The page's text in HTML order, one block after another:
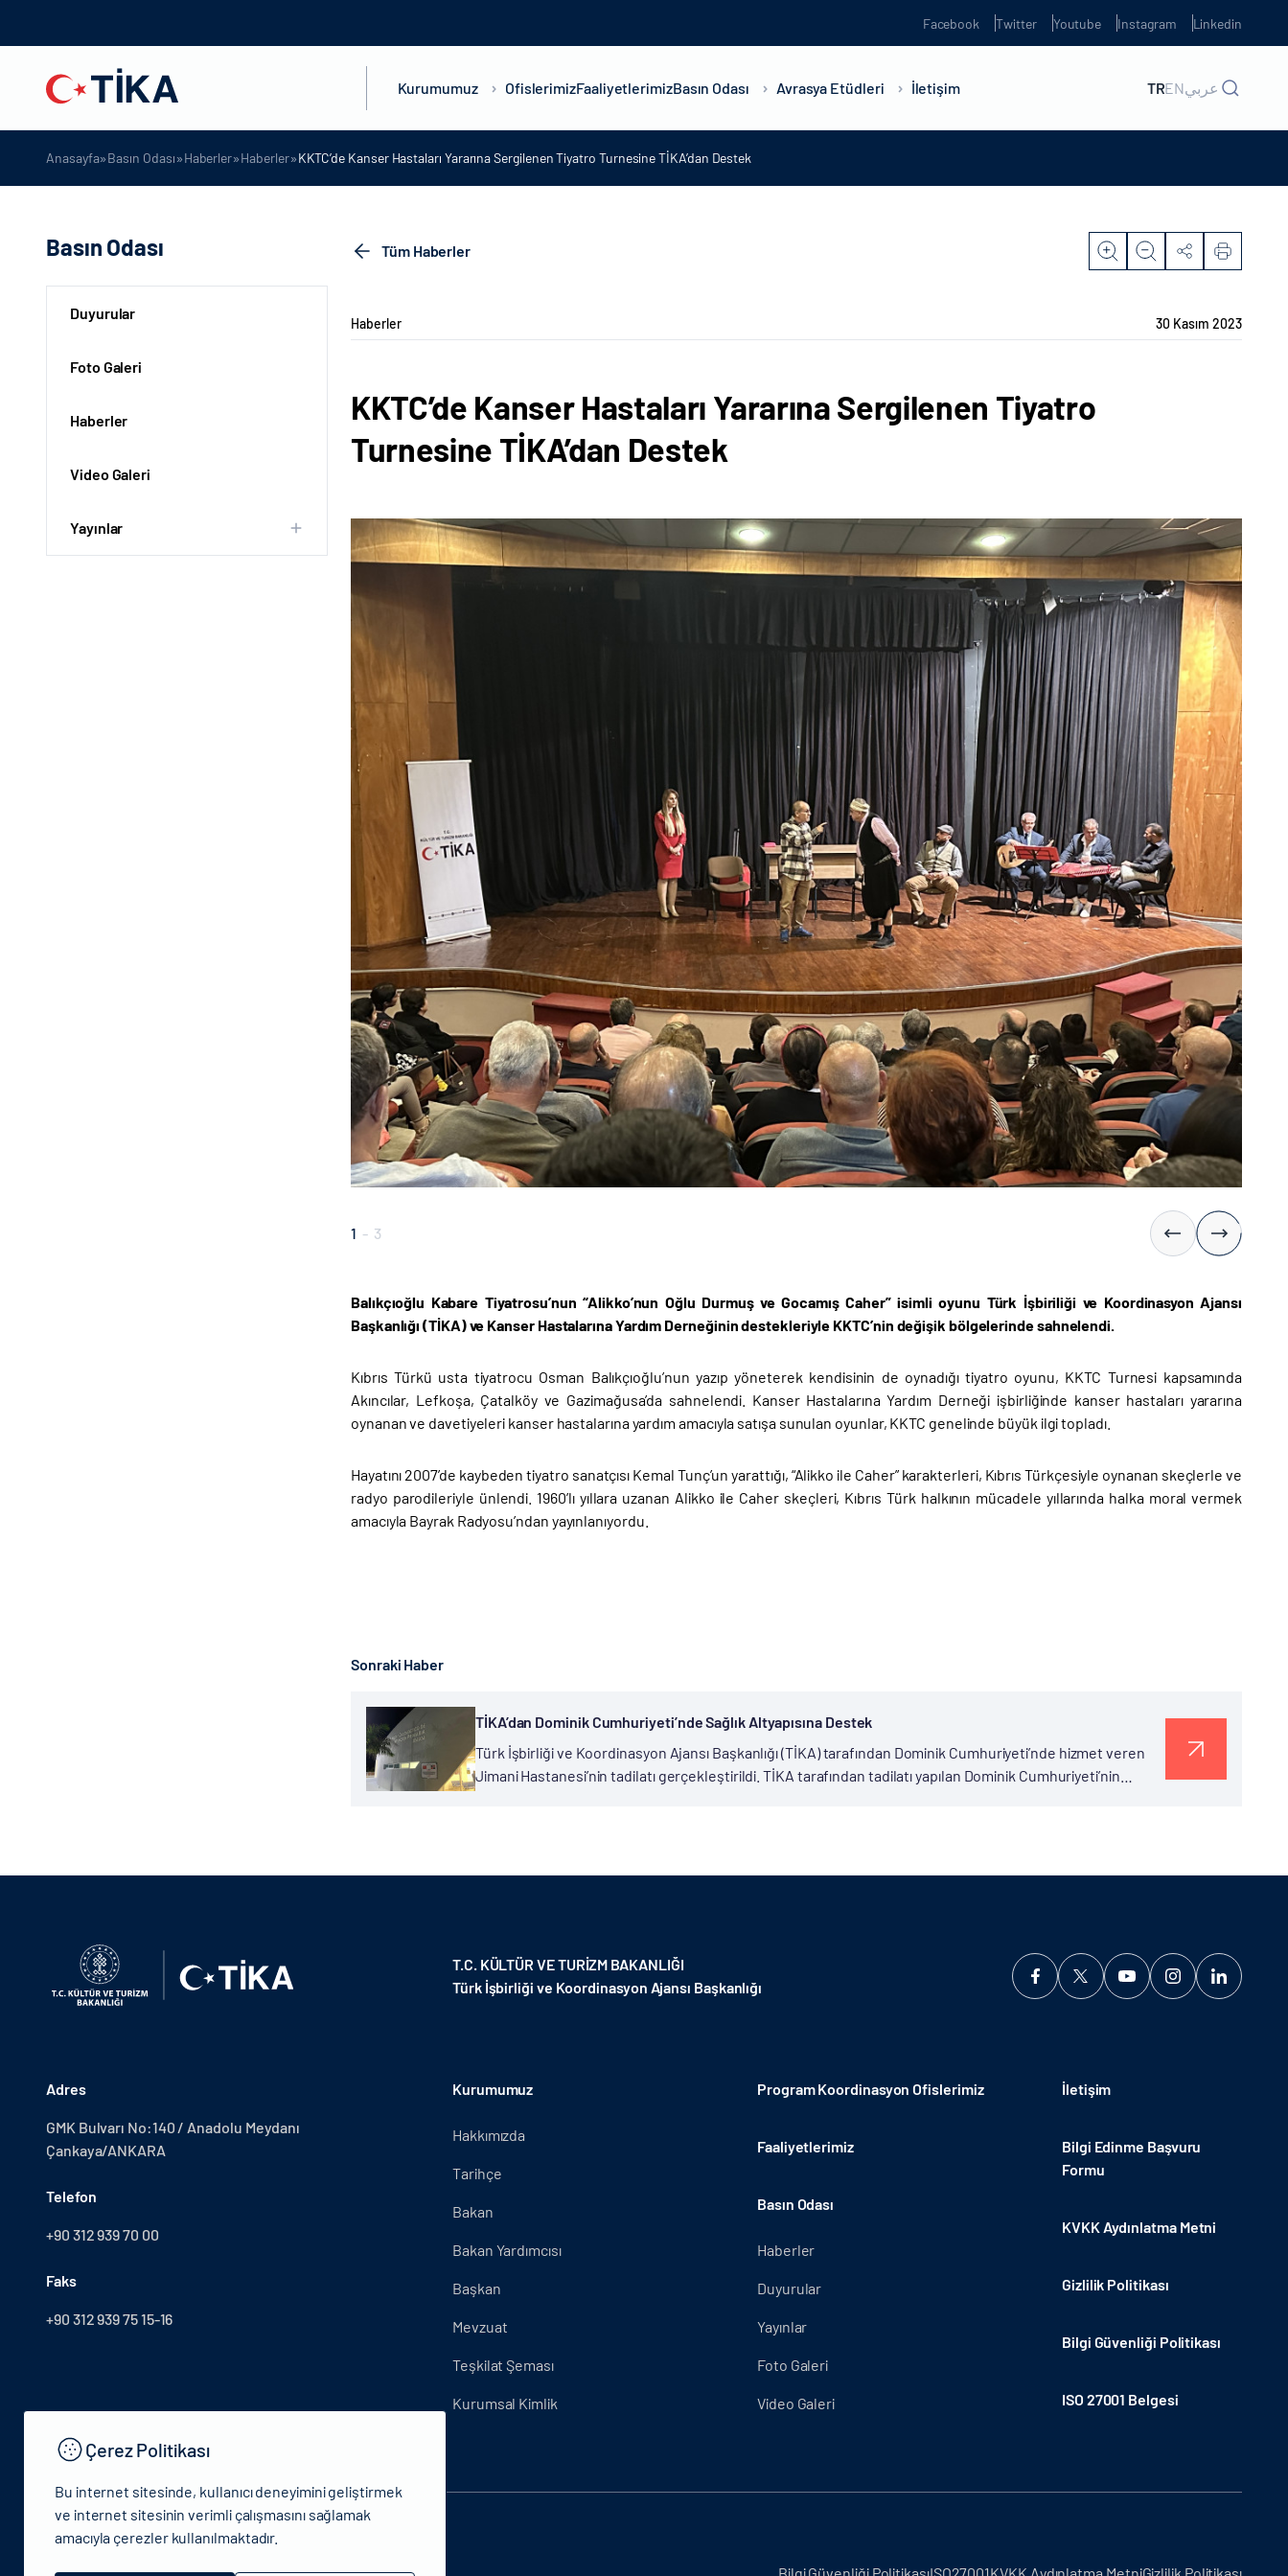
Facebook Twitter Youtube Instagram Linkedin
Kurumumuz OfislerimizFaaliyetlerimizBasın Odası Avrasya Etüdleri İletişim TRENعربي
Anasayfa»Basın Odası»Haberler»Haberler»KKTC’de Kanser Hastaları Yararına Sergilenen Tiyatro Turnesine TİKA’dan Destek
Basın Odası
Duyurular
Foto Galeri
Haberler
Video Galeri
Yayınlar
Tüm Haberler
Haberler 30 Kasım 2023
KKTC’de Kanser Hastaları Yararına Sergilenen Tiyatro
Turnesine TİKA’dan Destek
2 - 3
Balıkçıoğlu Kabare Tiyatrosu’nun “Alikko’nun Oğlu Durmuş ve Gocamış Caher” isimli oyunu Türk İşbiriliği ve Koordinasyon Ajansı
Başkanlığı (TİKA) ve Kanser Hastalarına Yardım Derneğinin destekleriyle KKTC’nin değişik bölgelerinde sahnelendi.
Kıbrıs Türkü usta tiyatrocu Osman Balıkçıoğlu’nun yazıp yöneterek kendisinin de oynadığı tiyatro oyunu, KKTC Turnesi kapsamında
Akıncılar, Lefkoşa, Çatalköy ve Gazimağusa’da sahnelendi. Kanser Hastalarına Yardım Derneği işbirliğinde kanser hastaları yararına
oynanan ve davetiyeleri kanser hastalarına yardım amacıyla satışa sunulan oyunlar, KKTC genelinde büyük ilgi topladı.
Hayatını 2007’de kaybeden tiyatro sanatçısı Kemal Tunç’un yarattığı, “Alikko ile Caher” karakterleri, Kıbrıs Türkçesiyle oynanan skeçlerle ve
radyo parodileriyle ünlendi. 1960’lı yıllara uzanan Alikko ile Caher skeçleri, Kıbrıs Türk halkının mücadele yıllarında halka moral vermek
amacıyla Bayrak Radyosu’ndan yayınlanıyordu.
Sonraki Haber
TİKA’dan Dominik Cumhuriyeti’nde Sağlık Altyapısına Destek
Türk İşbirliği ve Koordinasyon Ajansı Başkanlığı (TİKA) tarafından Dominik Cumhuriyeti’nde hizmet veren
Jimani Hastanesi’nin tadilatı gerçekleştirildi. TİKA tarafından tadilatı yapılan Dominik Cumhuriyeti’nin
T.C. KÜLTÜR VE TURİZM BAKANLIĞI
Türk İşbirliği ve Koordinasyon Ajansı Başkanlığı
Adres
GMK Bulvarı No:140 / Anadolu Meydanı
Çankaya/ANKARA
Telefon
+90 312 939 70 00
Faks
+90 312 939 75 15-16
Kurumumuz
Hakkımızda
Tarihçe
Bakan
Bakan Yardımcısı
Başkan
Mevzuat
Teşkilat Şeması
Kurumsal Kimlik
Program Koordinasyon Ofislerimiz
Faaliyetlerimiz
Basın Odası
Haberler
Duyurular
Yayınlar
Foto Galeri
Video Galeri
İletişim
Bilgi Edinme Başvuru
Formu
KVKK Aydınlatma Metni
Gizlilik Politikası
Bilgi Güvenliği Politikası
ISO 27001 Belgesi
© 2024 T.C.Kütlür ve Turizm Bakanlığı - Tüm hakları saklıdır. Bilgi Güvenliği PolitikasıISO27001KVKK Aydınlatma MetniGizlilik Politikası
Çerez Politikası
Bu internet sitesinde, kullanıcı deneyimini geliştirmek
ve internet sitesinin verimli çalışmasını sağlamak
amacıyla çerezler kullanılmaktadır.